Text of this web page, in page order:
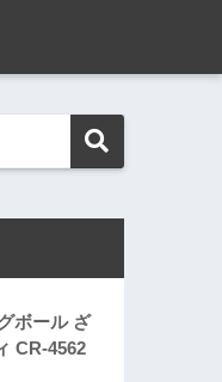
ボール ざ
CR-4562